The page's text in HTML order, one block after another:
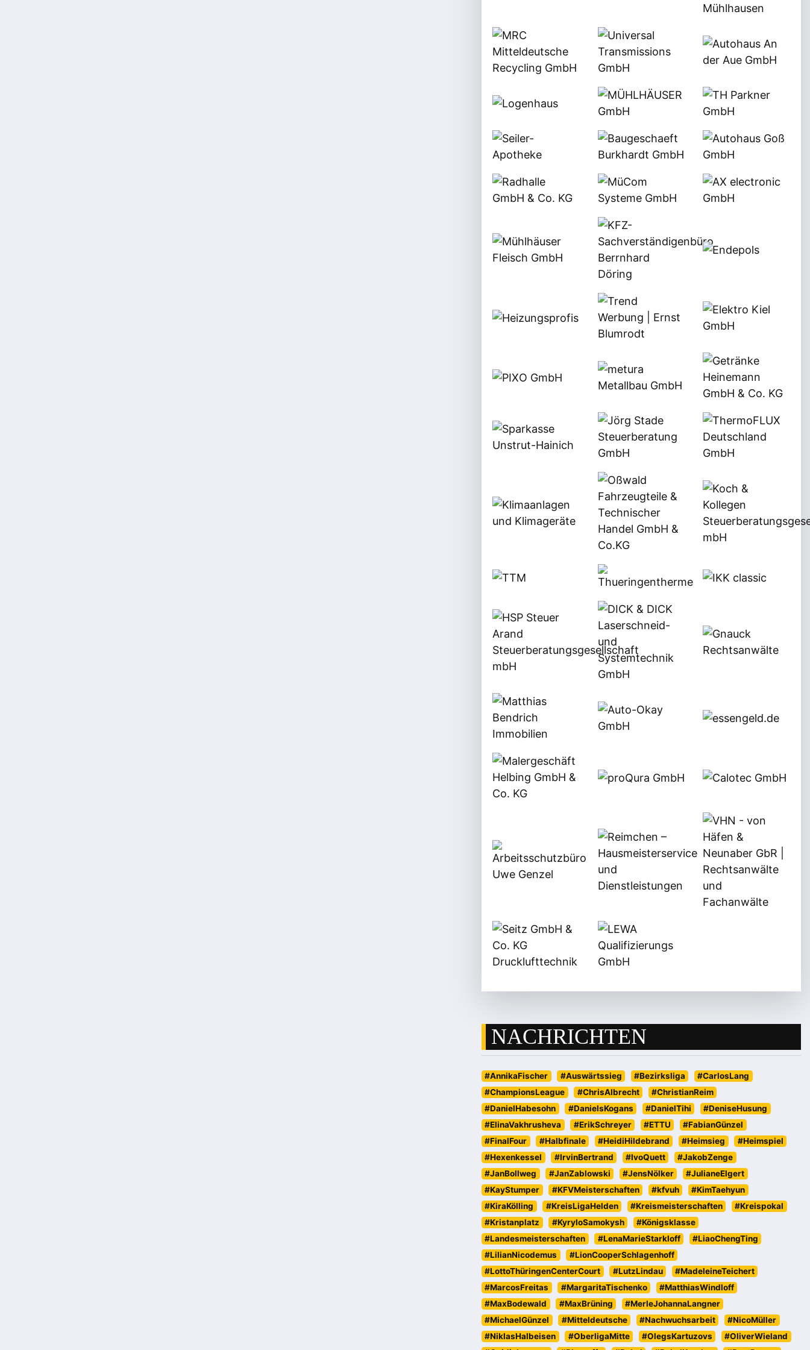
NACHRICHTEN
#AnnikaFischer #Auswärtssieg #Bezirksliga
#CarlosLang
#ChampionsLeague
#ChrisAlbrecht
#ChristianReim
#DanielHabesohn
#DanielsKogans #DanielTihi
#DeniseHusung
#ElinaVakhrusheva
#ErikSchreyer #ETTU
#FabianGünzel
#FinalFour
#Halbfinale #HeidiHildebrand #Heimsieg
#Heimspiel
#Hexenkessel
#IrvinBertrand #IvoQuett
#JakobZenge
#JanBollweg
#JanZablowski #JensNölker
#JulianeElgert
#KayStumper
#KFVMeisterschaften #kfvuh
#KimTaehyun
#KiraKölling
#KreisLigaHelden #Kreismeisterschaften
#Kreispokal
#Kristanplatz
#KyryloSamokysh
#Königsklasse
#Landesmeisterschaften
#LenaMarieStarkloff
#LiaoChengTing
#LilianNicodemus
#LionCooperSchlagenhoff
#LottoThüringenCenterCourt
#LutzLindau
#MadeleineTeichert
#MarcosFreitas
#MargaritaTischenko
#MatthiasWindloff
#MaxBodewald
#MaxBrüning
#MerleJohannaLangner
#MichaelGünzel
#Mitteldeutsche #Nachwuchsarbeit
#NicoMüller
#NiklasHalbeisen
#OberligaMitte #OlegsKartuzovs
#OliverWieland